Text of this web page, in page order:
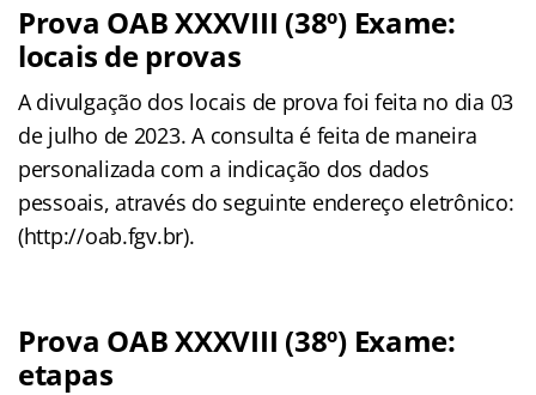
Prova OAB XXXVIII (38º) Exame:
locais de provas
A divulgação dos locais de prova foi feita no dia 03
de julho de 2023. A consulta é feita de maneira
personalizada com a indicação dos dados
pessoais, através do seguinte endereço eletrônico:
(http://oab.fgv.br).
Prova OAB XXXVIII (38º) Exame:
etapas